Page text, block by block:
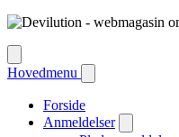
Hovedmenu
Forside
Anmeldelser